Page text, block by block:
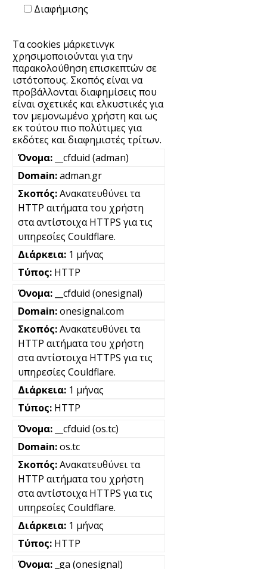
Διαφήμισης
Τα cookies μάρκετινγκ
χρησιμοποιούνται για την
παρακολούθηση επισκεπτών σε
ιστότοπους. Σκοπός είναι να
προβάλλονται διαφημίσεις που
είναι σχετικές και ελκυστικές για
τον μεμονωμένο χρήστη και ως
εκ τούτου πιο πολύτιμες για
εκδότες και διαφημιστές τρίτων.
__cfduid (adman)
adman.gr
Ανακατευθύνει τα
HTTP αιτήματα του χρήστη
στα αντίστοιχα HTTPS για τις
υπηρεσίες Couldflare.
1 μήνας
HTTP
__cfduid (onesignal)
onesignal.com
Ανακατευθύνει τα
HTTP αιτήματα του χρήστη
στα αντίστοιχα HTTPS για τις
υπηρεσίες Couldflare.
1 μήνας
HTTP
__cfduid (os.tc)
os.tc
Ανακατευθύνει τα
HTTP αιτήματα του χρήστη
στα αντίστοιχα HTTPS για τις
υπηρεσίες Couldflare.
1 μήνας
HTTP
_ga (onesignal)